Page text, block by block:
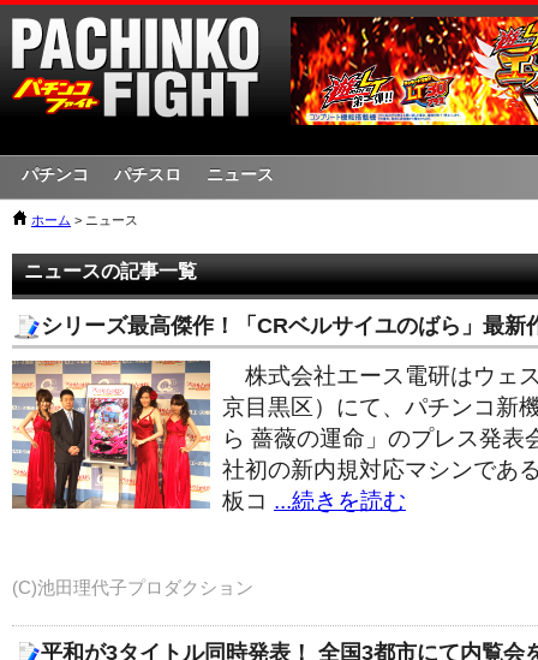
パチンコ パチスロ ニュース
ホーム > ニュース
ニュースの記事一覧
シリーズ最高傑作！「CRベルサイユのばら」最新
株式会社エース電研はウェ
京目黒区）にて、パチンコ新
ら 薔薇の運命」のプレス発表
社初の新内規対応マシンであ
板コ ...続きを読む
(C)池田理代子プロダクション
平和が3タイトル同時発表！ 全国3都市にて内覧会